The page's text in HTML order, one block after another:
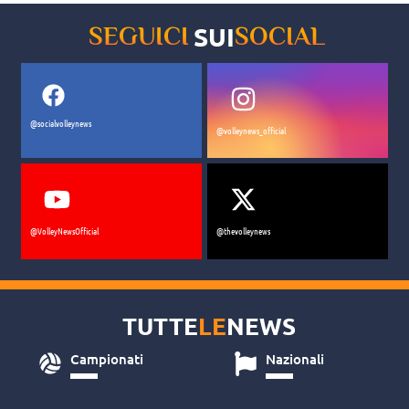
SEGUICI SUISOCIAL
@socialvolleynews
@volleynews_official
@VolleyNewsOfficial @thevolleynews
TUTTELENEWS
Campionati Nazionali